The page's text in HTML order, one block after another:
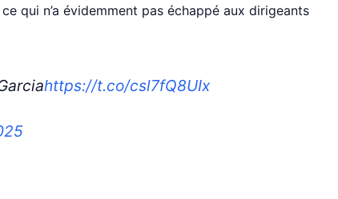
qui n’a évidemment pas échappé aux dirigeants
https://t.co/csl7fQ8UIx